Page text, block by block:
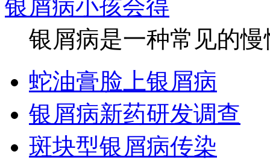
银屑病小孩会得
银屑病是一种常见的
蛇油膏脸上银屑病
银屑病新药研发调查
斑块型银屑病传染